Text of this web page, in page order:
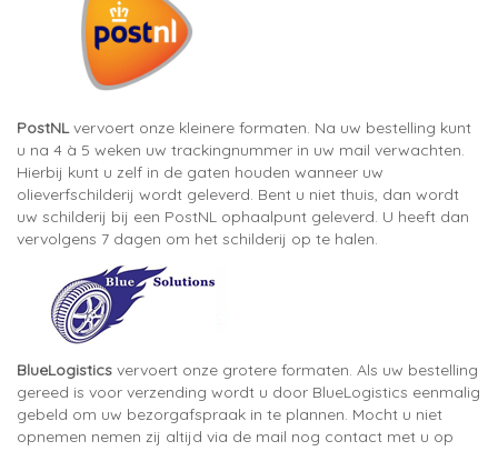
PostNLvervoert onze kleinere formaten. Na uw bestelling kunt
u na 4 à 5 weken uw trackingnummer in uw mail verwachten.
Hierbij kunt u zelf in de gaten houden wanneer uw
olieverfschilderij wordt geleverd. Bent u niet thuis, dan wordt
uw schilderij bij een PostNL ophaalpunt geleverd. U heeft dan
vervolgens 7 dagen om het schilderij op te halen.
BlueLogistics vervoert onze grotere formaten. Als uw bestelling
gereed is voor verzending wordt u door BlueLogistics eenmalig
gebeld om uw bezorgafspraak in te plannen. Mocht u niet
opnemen nemen zij altijd via de mail nog contact met u op